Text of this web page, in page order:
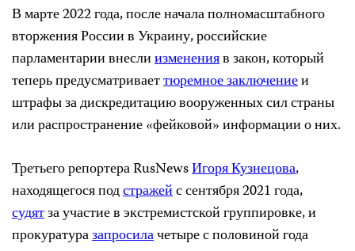
В марте 2022 года, после начала полномасштабного
вторжения России в Украину, российские
парламентарии внеслиизмененияв закон, который
теперь предусматриваеттюремное заключениеи
штрафы за дискредитацию вооруженных сил страны
или распространение «фейковой» информации о них.
Третьего репортера RusNewsИгоря Кузнецова,
находящегося подстражейс сентября 2021 года,
судятза участие в экстремистской группировке, и
прокуратуразапросилачетыре с половиной года